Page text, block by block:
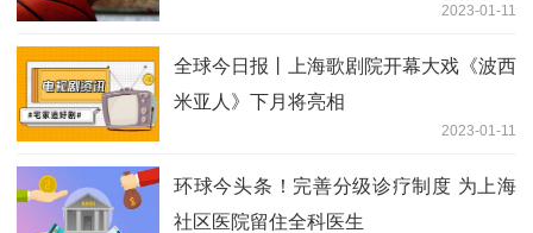
2023-01-11
全球今日报丨上海歌剧院开幕大戏《波西
米亚人》下月将亮相
2023-01-11
环球今头条！完善分级诊疗制度 为上海
社区医院留住全科医生